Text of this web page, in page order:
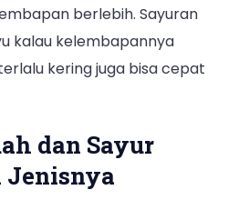
berlebih. Sayuran
kalau kelembapannya
kering juga bisa cepat
dan Sayur
Jenisnya